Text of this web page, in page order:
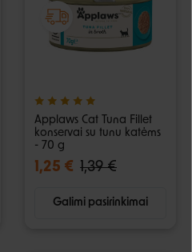
Applaws Cat Tuna Fillet
konservai su tunu katėms
- 70 g
1,25 € 1,39 €
Galimi pasirinkimai